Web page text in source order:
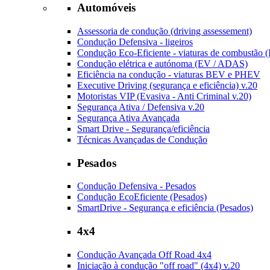
Automóveis
Assessoria de condução (driving assessement)
Condução Defensiva - ligeiros
Condução Eco-Eficiente - viaturas de combustão
Condução elétrica e autónoma (EV / ADAS)
Eficiência na condução - viaturas BEV e PHEV
Executive Driving (segurança e eficiência) v.20
Motoristas VIP (Evasiva - Anti Criminal v.20)
Segurança Ativa / Defensiva v.20
Segurança Ativa Avançada
Smart Drive - Segurança/eficiência
Técnicas Avançadas de Condução
Pesados
Condução Defensiva - Pesados
Condução EcoEficiente (Pesados)
SmartDrive - Segurança e eficiência (Pesados)
4x4
Condução Avançada Off Road 4x4
Iniciação à condução "off road" (4x4) v.20